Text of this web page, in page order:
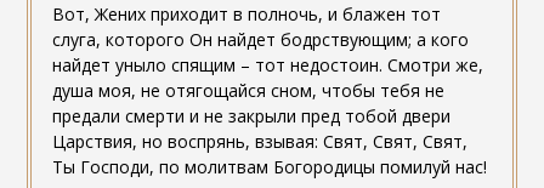
Вот, Жених приходит в полночь, и блажен тот
слуга, которого Он найдет бодрствующим; а кого
найдет уныло спящим – тот недостоин. Смотри же,
душа моя, не отягощайся сном, чтобы тебя не
предали смерти и не закрыли пред тобой двери
Царствия, но воспрянь, взывая: Свят, Свят, Свят,
Ты Господи, по молитвам Богородицы помилуй нас!